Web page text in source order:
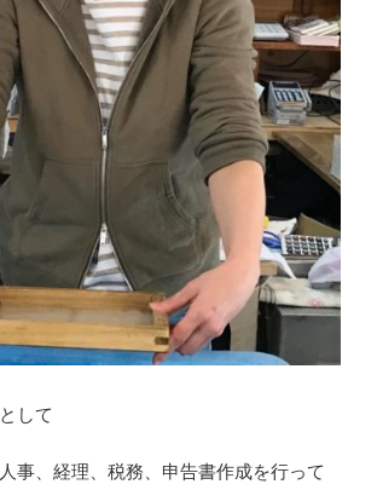
して
事、経理、税務、申告書作成を行って